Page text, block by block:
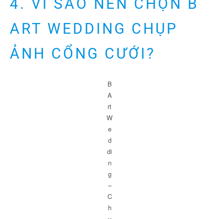
4. VÌ SAO NÊN CHỌN B
ART WEDDING CHỤP
ẢNH CỔNG CƯỚI?
B
A
rt
W
e
d
di
n
g
–
C
h